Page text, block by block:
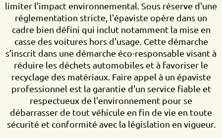
limiter l'impact environnemental. Sous réserve d'une
réglementation stricte, l'épaviste opère dans un
cadre bien défini qui inclut notamment la mise en
casse des voitures hors d'usage. Cette démarche
s'inscrit dans une démarche éco-responsable visant à
réduire les déchets automobiles et à favoriser le
recyclage des matériaux. Faire appel à un épaviste
professionnel est la garantie d'un service fiable et
respectueux de l'environnement pour se
débarrasser de tout véhicule en fin de vie en toute
sécurité et conformité avec la législation en vigueur.